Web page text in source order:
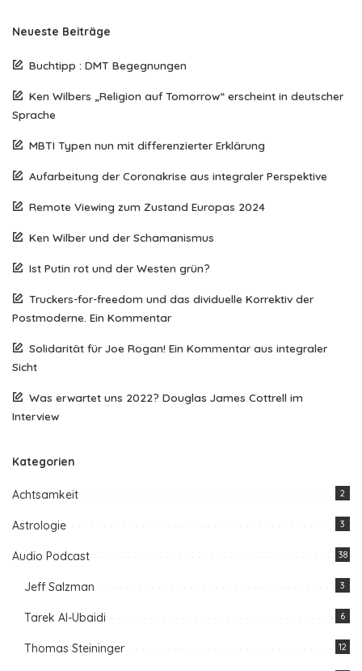
Neueste Beiträge
Buchtipp : DMT Begegnungen
Ken Wilbers „Religion auf Tomorrow“ erscheint in deutscher
Sprache
MBTI Typen nun mit differenzierter Erklärung
Aufarbeitung der Coronakrise aus integraler Perspektive
Remote Viewing zum Zustand Europas 2024
Ken Wilber und der Schamanismus
Ist Putin rot und der Westen grün?
Truckers-for-freedom und das dividuelle Korrektiv der
Postmoderne. Ein Kommentar
Solidarität für Joe Rogan! Ein Kommentar aus integraler
Sicht
Was erwartet uns 2022? Douglas James Cottrell im
Interview
Kategorien
Achtsamkeit 2
Astrologie 3
Audio Podcast 38
Jeff Salzman 3
Tarek Al-Ubaidi 6
Thomas Steininger 12